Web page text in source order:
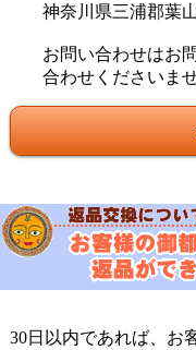
神奈川県三浦郡葉
お問い合わせはお
合わせくださいませ
30日以内であれば、お